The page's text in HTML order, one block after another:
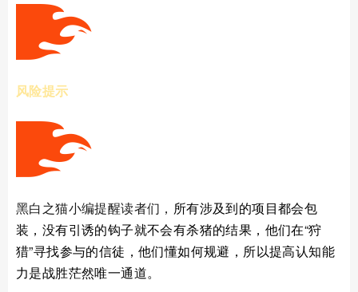
风险提示
黑白之猫小编提醒读者们， 所有涉及到的项目都会包
装，没有引诱的钩子就不会有杀猪的结果，他们在“狩
猎”寻找参与的信徒，他们懂如何规避，所以提高认知能
力是战胜茫然唯一通道。